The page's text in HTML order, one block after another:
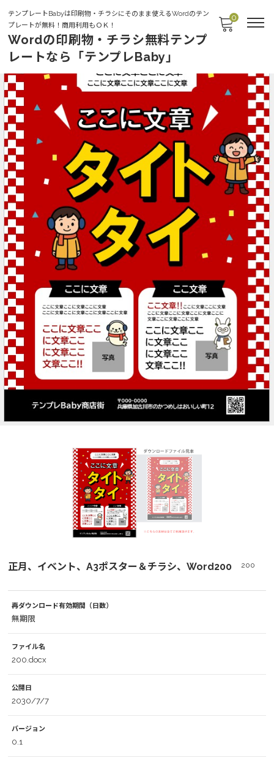
テンプレートBabyは印刷物・チラシにそのまま使えるWordのテン
プレートが無料！商用利用もＯＫ！
Wordの印刷物・チラシ無料テンプ
レートなら「テンプレBaby」
0
正月、イベント、A3ポスター＆チラシ、Word200 200
再ダウンロード有効期間（日数）
無期限
ファイル名
200.docx
公開日
2030/7/7
バージョン
0.1